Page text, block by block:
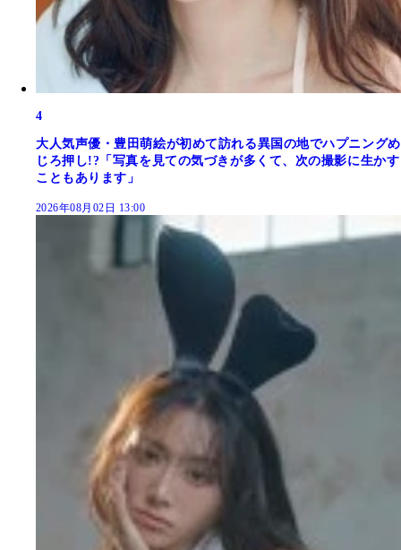
4
大人気声優・豊田萌絵が初めて訪れる異国の地でハプニングめ
じろ押し!?「写真を見ての気づきが多くて、次の撮影に生かす
こともあります」
2026年08月02日 13:00